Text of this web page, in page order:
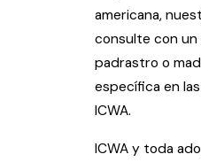
americana,
consulte con un
padrastro o
específica en
ICWA.
ICWA y toda